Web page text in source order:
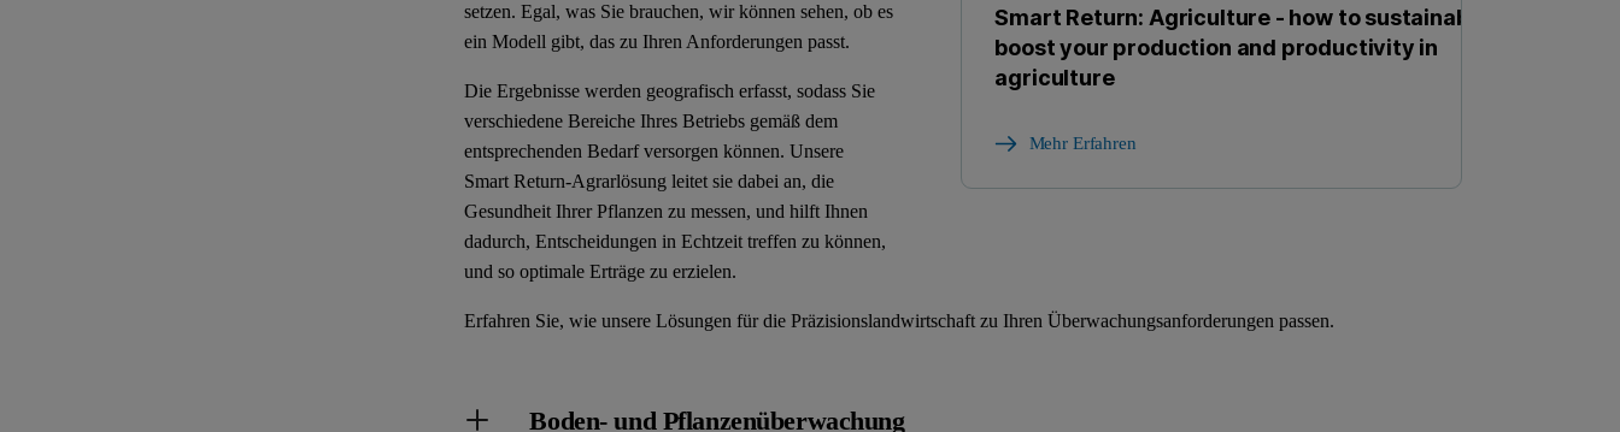
Smart Return: Agriculture - how to sustainably
boost your production and productivity in
agriculture
Mehr Erfahren
setzen. Egal, was Sie brauchen, wir können sehen, ob es
ein Modell gibt, das zu Ihren Anforderungen passt.
Die Ergebnisse werden geografisch erfasst, sodass Sie
verschiedene Bereiche Ihres Betriebs gemäß dem
entsprechenden Bedarf versorgen können. Unsere
Smart Return-Agrarlösung leitet sie dabei an, die
Gesundheit Ihrer Pflanzen zu messen, und hilft Ihnen
dadurch, Entscheidungen in Echtzeit treffen zu können,
und so optimale Erträge zu erzielen.
Erfahren Sie, wie unsere Lösungen für die Präzisionslandwirtschaft zu Ihren Überwachungsanforderungen passen.
Boden- und Pflanzenüberwachung